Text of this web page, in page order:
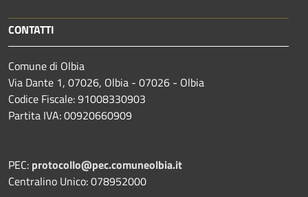
CONTATTI
Comune di Olbia
Via Dante 1, 07026, Olbia - 07026 - Olbia
Codice Fiscale: 91008330903
Partita IVA: 00920660909
PEC: protocollo@pec.comuneolbia.it
Centralino Unico: 078952000